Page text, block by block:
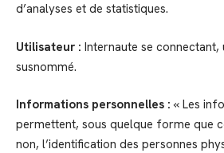
d’analyses et de statistiques.
Utilisateur : Internaute se connectant,
susnommé.
Informations personnelles : « Les
permettent, sous quelque forme que
non, l’identification des personnes